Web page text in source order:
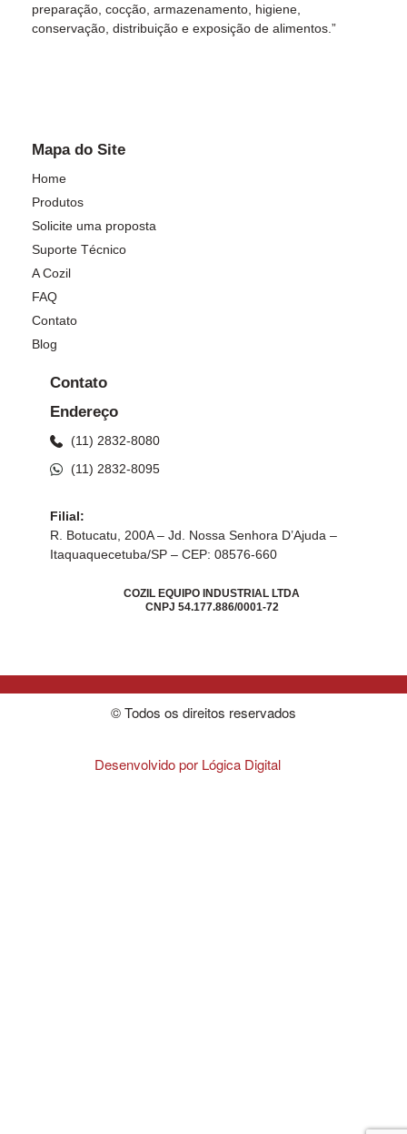
preparação, cocção, armazenamento, higiene,
conservação, distribuição e exposição de alimentos.”
Mapa do Site
Home
Produtos
Solicite uma proposta
Suporte Técnico
A Cozil
FAQ
Contato
Blog
Contato
Endereço
(11) 2832-8080
(11) 2832-8095
Filial:
R. Botucatu, 200A – Jd. Nossa Senhora D’Ajuda –
Itaquaquecetuba/SP – CEP: 08576-660
COZIL EQUIPO INDUSTRIAL LTDA
CNPJ 54.177.886/0001-72
© Todos os direitos reservados
Desenvolvido por Lógica Digital